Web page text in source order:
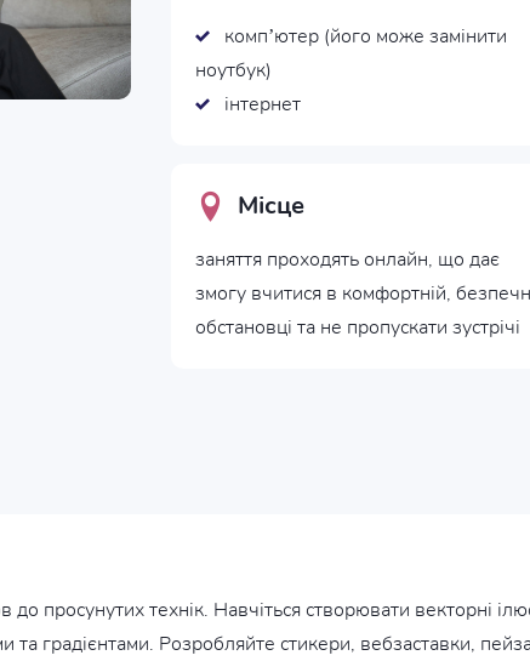
комп’ютер (його може замінити
ноутбук)
інтернет
Місце
заняття проходять онлайн, що дає
змогу вчитися в комфортній,
обстановці та не пропускати зустрічі
просунутих технік. Навчіться створювати векторні
градієнтами. Розробляйте стикери, вебзаставки,